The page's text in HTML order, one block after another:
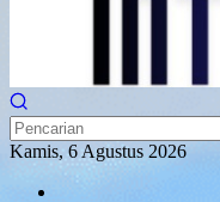
Kamis, 6 Agustus 2026